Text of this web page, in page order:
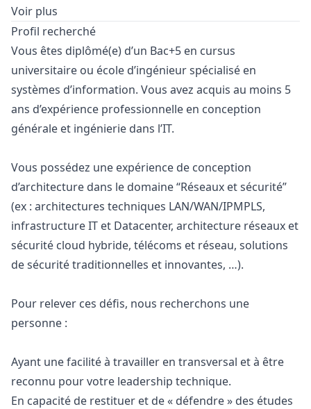
Voir plus
Profil recherché
Vous êtes diplômé(e) d’un Bac+5 en cursus
universitaire ou école d’ingénieur spécialisé en
systèmes d’information. Vous avez acquis au moins 5
ans d’expérience professionnelle en conception
générale et ingénierie dans l’IT.
Vous possédez une expérience de conception
d’architecture dans le domaine “Réseaux et sécurité”
(ex : architectures techniques LAN/WAN/IPMPLS,
infrastructure IT et Datacenter, architecture réseaux et
sécurité cloud hybride, télécoms et réseau, solutions
de sécurité traditionnelles et innovantes, …).
Pour relever ces défis, nous recherchons une
personne :
Ayant une facilité à travailler en transversal et à être
reconnu pour votre leadership technique.
En capacité de restituer et de « défendre » des études